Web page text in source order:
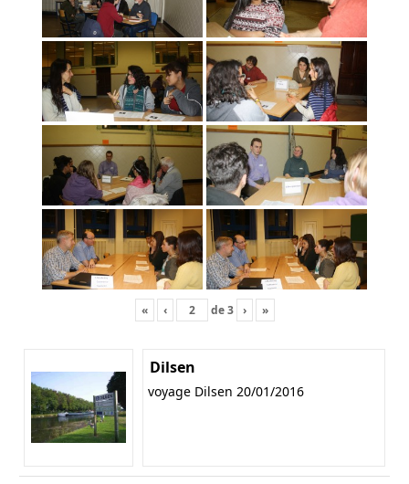
« ‹ de3 › »
Dilsen
voyage Dilsen 20/01/2016